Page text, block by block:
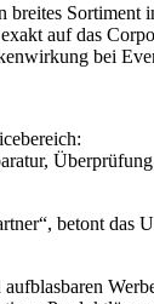
breites Sortiment
auf das
bei
betont